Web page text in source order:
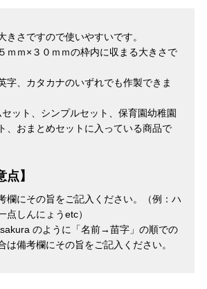
きさですので使いやすいです。
ｍｍ×３０ｍｍの枠内に収まる大きさで
字、カタカナのいずれでも作製できま
ット、シンプルセット、保育園幼稚園
、おまとめセットに入っている商品で
点】
欄にその旨をご記入ください。（例：ハ
点しんにょうetc）
のように「名前→苗字」の順での
は備考欄にその旨をご記入ください。